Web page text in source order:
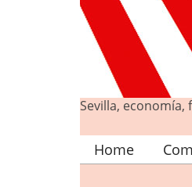
Sevilla, economía,
Main
Home